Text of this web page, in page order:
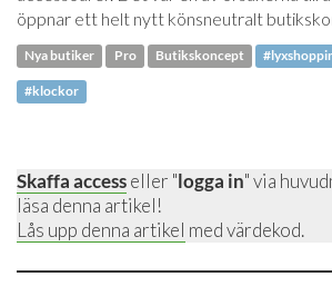
öppnar ett helt nytt könsneutralt
Nya butiker Pro Butikskoncept
#klockor
Skaffa accesseller "logga in" via
läsa denna artikel!
Lås upp denna artikel med värdekod.